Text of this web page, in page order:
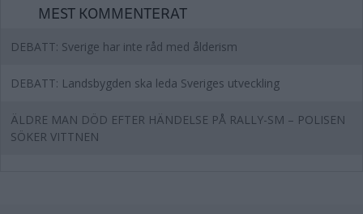
MEST KOMMENTERAT
DEBATT: Sverige har inte råd med ålderism
DEBATT: Landsbygden ska leda Sveriges utveckling
ÄLDRE MAN DÖD EFTER HÄNDELSE PÅ RALLY-SM – POLISEN
SÖKER VITTNEN